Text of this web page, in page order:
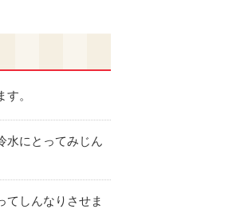
。
水にとってみじん
てしんなりさせま